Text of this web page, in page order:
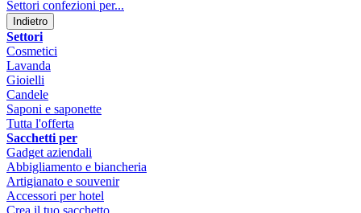
Settori confezioni per...
Indietro
Settori
Cosmetici
Lavanda
Gioielli
Candele
Saponi e saponette
Tutta l'offerta
Sacchetti per
Gadget aziendali
Abbigliamento e biancheria
Artigianato e souvenir
Accessori per hotel
Crea il tuo sacchetto